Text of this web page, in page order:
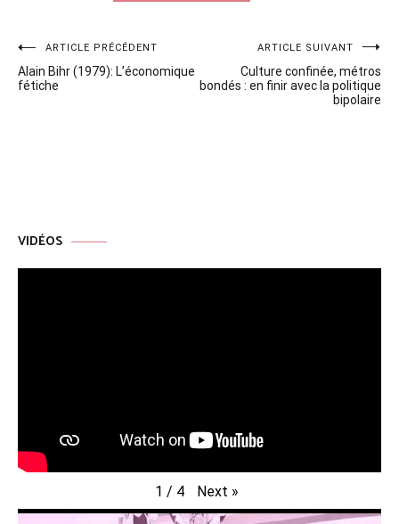
Navigation
de
ARTICLE PRÉCÉDENT
Alain Bihr (1979): L’économique
fétiche
ARTICLE SUIVANT
Culture confinée, métros
bondés : en finir avec la politique
bipolaire
VIDÉOS
1 / 4 Next »